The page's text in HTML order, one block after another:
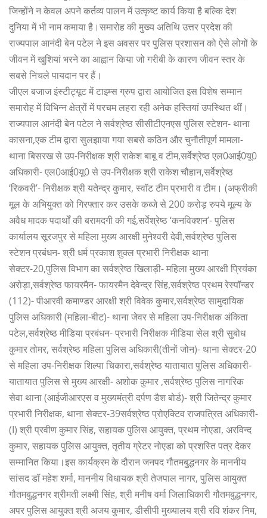
जिन्होंने न केवल अपने कर्तव्य पालन में उत्कृष्ट कार्य किया है बल्कि देश
दुनिया में भी नाम कमाया है।समारोह की मुख्य अतिथि उत्तर प्रदेश की
राज्यपाल आनंदी बेन पटेल ने इस अवसर पर पुलिस प्रशासन को ऐसे लोगों के
जीवन में खुशियां भरने का आह्वान किया जो गरीबी के कारण जीवन स्तर के
सबसे निचले पायदान पर हैं।
जीएल बजाज इंस्टीट्यूट में टाइम्स ग्रुप द्वारा आयोजित इस विशेष सम्मान
समारोह में विभिन्न क्षेत्रों में परचम लहरा रही अनेक हस्तियां उपस्थित थीं।
राज्यपाल आनंदी बेन पटेल ने सर्वश्रेष्ठ सीसीटीएनएस पुलिस स्टेशन- थाना
कासना,एक टीम द्वारा सुलझाया गया सबसे कठिन और चुनौतीपूर्ण मामला-
थाना बिसरख से उप-निरीक्षक श्री राकेश बाबू व टीम,सर्वेश्रेष्ठ एल0आई0यू0
अधिकारी- एल0आई0यू0 से उप-निरीक्षक श्री राकेश चौहान,सर्वेश्रेष्ठ
‘रिकवरी’- निरीक्षक श्री यतेन्द्र कुमार, स्वॉट टीम प्रभारी व टीम। (अफ्रीकी
मूल के अभियुक्त को गिरफ्तार कर उसके कब्जे से 200 करोड़ रुपये मूल्य के
अवैध मादक पदार्थों की बरामदगी की गई,सर्वेश्रेष्ठ ‘कनविक्शन’- पुलिस
कार्यालय सूरजपुर से महिला मुख्य आरक्षी मुनेश्वरी देवी,सर्वश्रेष्ठ पुलिस
स्टेशन प्रबंधन- श्री धर्म प्रकाश शुक्ल प्रभारी निरीक्षक थाना
सेक्टर-20,पुलिस विभाग का सर्वश्रेष्ठ खिलाड़ी- महिला मुख्य आरक्षी प्रियंका
अरोड़ा,सर्वश्रेष्ठ फायरमैन- फायरमैन देवेन्द्र सिंह,सर्वश्रेष्ठ प्रथम रेस्पॉन्डर
(112)- पीआरवी कमाण्डर आरक्षी श्री विवेक कुमार,सर्वश्रेष्ठ सामुदायिक
पुलिस अधिकारी (महिला-बीट)- थाना जेवर से महिला उप-निरीक्षक अंकिता
पटेल,सर्वश्रेष्ठ मीडिया प्रबंधन- प्रभारी निरीक्षक मीडिया सेल श्री सुबोध
कुमार तोमर, सर्वश्रेष्ठ महिला पुलिस अधिकारी(तीनों जोन)- थाना सेक्टर-20
से महिला उप-निरीक्षक शिल्पा चिकारा,सर्वश्रेष्ठ यातायात पुलिस अधिकारी-
यातायात पुलिस से मुख्य आरक्षी- अशोक कुमार ,सर्वश्रेष्ठ पुलिस नागरिक
सेवा थाना (आईजीआरएस व मुख्यमंत्री दर्पण डैश बोर्ड)- श्री जितेन्द्र कुमार
प्रभारी निरीक्षक, थाना सेक्टर-39सर्वश्रेष्ठ प्रोएक्टिव राजपत्रित अधिकारी-
(I) श्री प्रवीण कुमार सिंह, सहायक पुलिस आयुक्त, प्रथम नोएडा, अरविन्द
कुमार, सहायक पुलिस आयुक्त, तृतीय ग्रेटर नोएडा को प्रशस्ति पत्र देकर
सम्मानित किया।इस कार्यक्रम के दौरान जनपद गौतमबुद्धनगर के माननीय
सांसद डॉ महेश शर्मा, माननीय विधायक श्री तेजपाल नागर, पुलिस आयुक्त
गौतमबुद्धनगर श्रीमती लक्ष्मी सिंह, श्री मनीष वर्मा जिलाधिकारी गौतमबुद्धनगर,
अपर पुलिस आयुक्त श्री अजय कुमार, डीसीपी मुख्यालय श्री रवि शंकर निम,